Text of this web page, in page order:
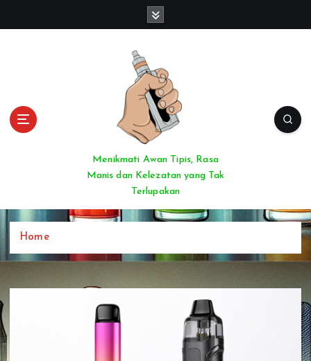
Menikmati Awan Tipis, Rasa
Manis dan Kelezatan yang Tak
Terlupakan
Home